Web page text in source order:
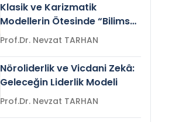
Klasik ve Karizmatik
Modellerin Ötesinde “Bilimsel
Liderlik”
Prof.Dr. Nevzat TARHAN
Nöroliderlik ve Vicdani Zekâ:
Geleceğin Liderlik Modeli
Prof.Dr. Nevzat TARHAN